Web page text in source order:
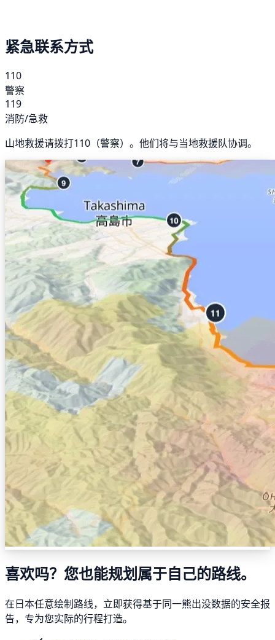
紧急联系方式
110
警察
119
消防/急救
山地救援请拨打110（警察）。他们将与当地救援队协调。
喜欢吗？您也能规划属于自己的路线。
在日本任意绘制路线，立即获得基于同一熊出没数据的安全报
告，专为您实际的行程打造。